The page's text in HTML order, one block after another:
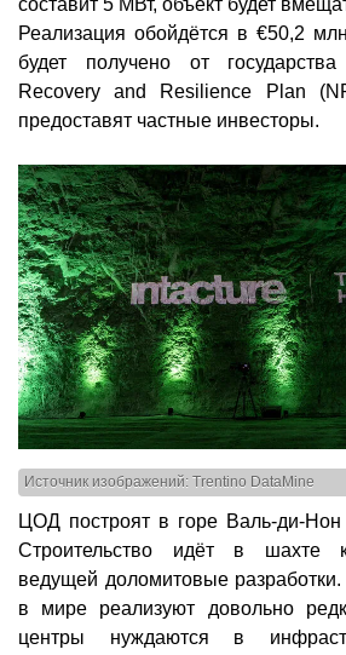
составит 5 МВт, объект будет
Реализация обойдётся в €50,2
будет получено от
Recovery and Resilience Plan
предоставят частные инвесторы.
Источник изображений: Trentino DataMine
ЦОД построят в горе Валь-ди-
Строительство идёт в шахте
ведущей доломитовые
в мире реализуют довольно
центры нуждаются в